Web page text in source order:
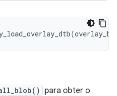
(
para obter o